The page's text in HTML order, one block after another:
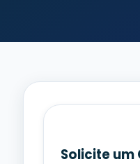
Solicite